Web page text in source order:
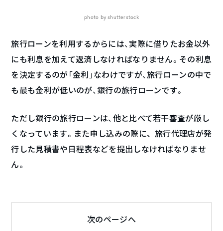
photo by shutterstock
旅行ローンを利用するからには、実際に借りたお金以外
にも利息を加えて返済しなければなりません。その利息
を決定するのが「金利」なわけですが、旅行ローンの中で
も最も金利が低いのが、銀行の旅行ローンです。
ただし銀行の旅行ローンは、他と比べて若干審査が厳し
くなっています。 また申し込みの際に、旅行代理店が発
行した見積書や日程表などを提出しなければなりませ
ん。
次のページへ